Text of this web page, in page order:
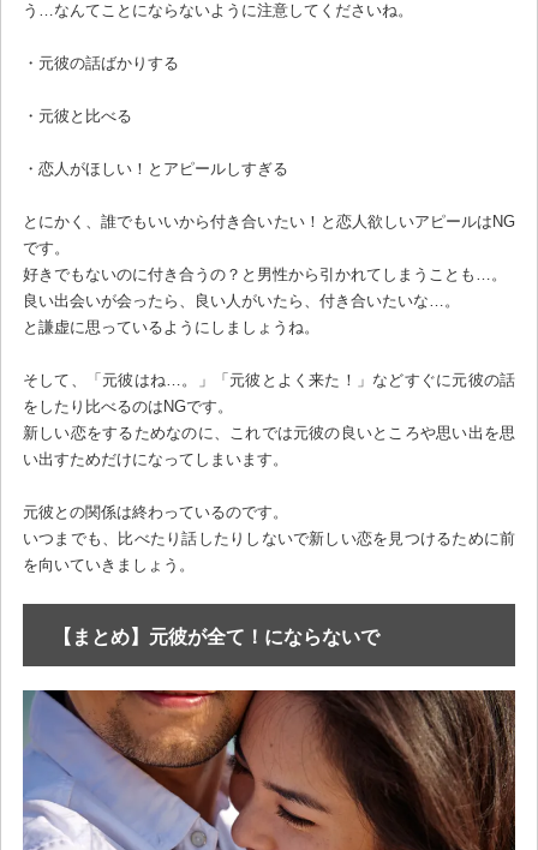
う…なんてことにならないように注意してくださいね。
・元彼の話ばかりする
・元彼と比べる
・恋人がほしい！とアピールしすぎる
とにかく、誰でもいいから付き合いたい！と恋人欲しいアピールはNG
です。
好きでもないのに付き合うの？と男性から引かれてしまうことも…。
良い出会いが会ったら、良い人がいたら、付き合いたいな…。
と謙虚に思っているようにしましょうね。
そして、「元彼はね…。」「元彼とよく来た！」などすぐに元彼の話
をしたり比べるのはNGです。
新しい恋をするためなのに、これでは元彼の良いところや思い出を思
い出すためだけになってしまいます。
元彼との関係は終わっているのです。
いつまでも、比べたり話したりしないで新しい恋を見つけるために前
を向いていきましょう。
【まとめ】元彼が全て！にならないで